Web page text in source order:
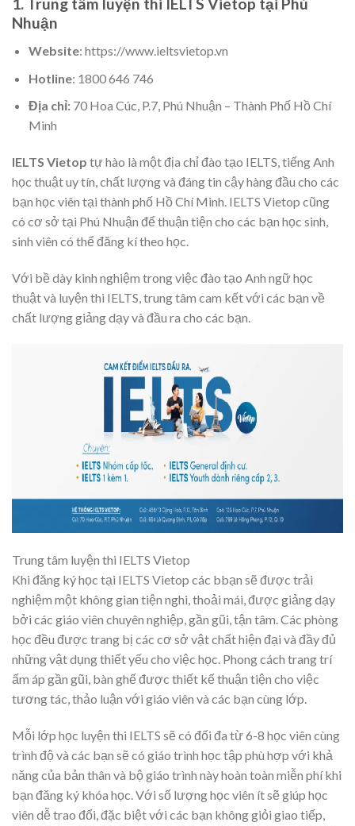
1. Trung tâm luyện thi IELTS Vietop tại Phú
Nhuận
Website: https://www.ieltsvietop.vn
Hotline: 1800 646 746
Địa chỉ: 70 Hoa Cúc, P.7, Phú Nhuận – Thành Phố Hồ Chí
Minh
IELTS Vietop tự hào là một địa chỉ đào tạo IELTS, tiếng Anh
học thuật uy tín, chất lượng và đáng tin cậy hàng đầu cho các
bạn học viên tại thành phố Hồ Chí Minh. IELTS Vietop cũng
có cơ sở tại Phú Nhuận để thuận tiện cho các bạn học sinh,
sinh viên có thể đăng kí theo học.
Với bề dày kinh nghiệm trong việc đào tạo Anh ngữ học
thuật và luyện thi IELTS, trung tâm cam kết với các bạn về
chất lượng giảng dạy và đầu ra cho các bạn.
Trung tâm luyện thi IELTS Vietop
Khi đăng ký học tại IELTS Vietop các bbạn sẽ được trải
nghiệm một không gian tiện nghi, thoải mái, được giảng dạy
bởi các giáo viên chuyên nghiệp, gần gũi, tận tâm. Các phòng
học đều được trang bị các cơ sở vật chất hiện đại và đầy đủ
những vật dụng thiết yếu cho việc học. Phong cách trang trí
ấm áp gần gũi, bàn ghế được thiết kế thuận tiện cho việc
tương tác, thảo luận với giáo viên và các bạn cùng lớp.
Mỗi lớp học luyện thi IELTS sẽ có đối đa từ 6-8 học viên cùng
trình độ và các bạn sẽ có giáo trình học tập phù hợp với khả
năng của bản thân và bộ giáo trình này hoàn toàn miễn phí khi
bạn đăng ký khóa học. Với số lượng học viên ít sẽ giúp học
viên dễ trao đổi, đặc biệt với các bạn không giỏi giao tiếp,